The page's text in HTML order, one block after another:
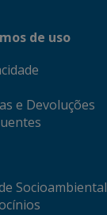
de uso
e Devoluções
Socioambiental